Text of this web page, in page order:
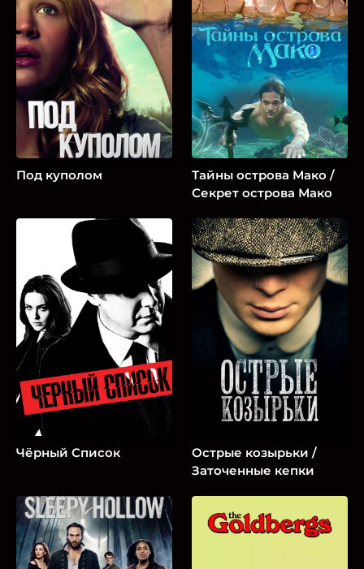
Под куполом
Тайны острова Мако /
Секрет острова Мако
Чёрный Список
Острые козырьки /
Заточенные кепки